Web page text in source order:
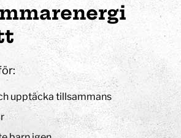
upptäcka tillsammans